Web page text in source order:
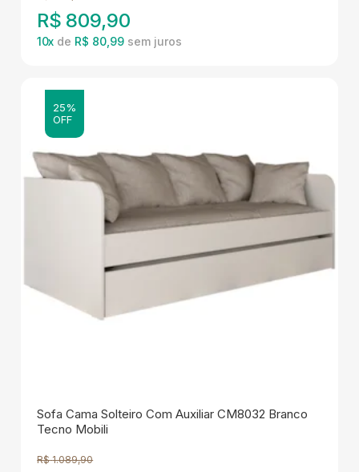
R$ 809,90
10x de R$ 80,99
25%
OFF
Sofa Cama Solteiro Com Auxiliar CM8032 Branco
Tecno Mobili
R$ 1.089,90